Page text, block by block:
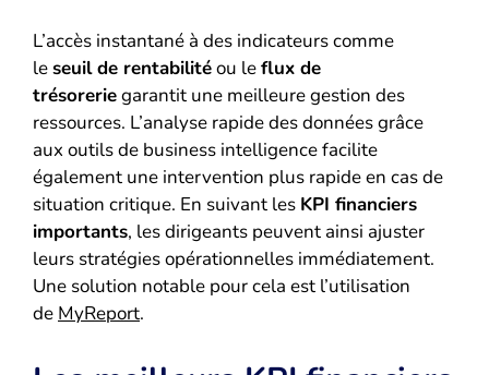
L’accès instantané à des indicateurs comme
leseuil de rentabilitéou leflux de
trésoreriegarantit une meilleure gestion des
ressources. L’analyse rapide des données grâce
aux outils de business intelligence facilite
également une intervention plus rapide en cas de
situation critique. En suivant les KPI financiers
importants, les dirigeants peuvent ainsi ajuster
leurs stratégies opérationnelles immédiatement.
Une solution notable pour cela est l’utilisation
de MyReport.